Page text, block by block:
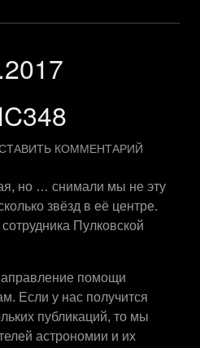
КОММЕНТАРИЙ
но … снимали мы не эту
звёзд в её центре.
Пулковской
помощи
Если у нас получится
публикаций, то мы
астрономии и их